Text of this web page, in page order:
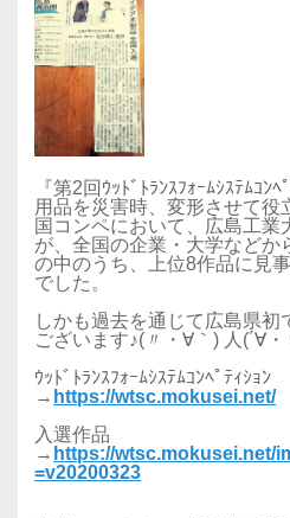
『第2回ｳｯﾄﾞﾄﾗﾝｽﾌｫｰﾑｼｽﾃﾑｺﾝ
用品を災害時、変形させて役
国コンペにおいて、広島工業
が、全国の企業・大学などか
の中のうち、上位8作品に見
でした。
しかも過去を通じて広島県初
ございます♪(〃・∀｀) 人(´∀・
ｳｯﾄﾞﾄﾗﾝｽﾌｫｰﾑｼｽﾃﾑｺﾝﾍﾟﾃｨｼｮﾝ
→ https://wtsc.mokusei.net/
入選作品
→ https://wtsc.mokusei.net/
=v20200323